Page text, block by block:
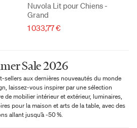
Nuvola Lit pour Chiens -
Grand
1 033,77 €
Sale 2026
sellers aux dernières nouveautés du monde
laissez-vous inspirer par une sélection
de mobilier intérieur et extérieur, luminaires,
pour la maison et arts de la table, avec des
allant jusqu’à -50 %.